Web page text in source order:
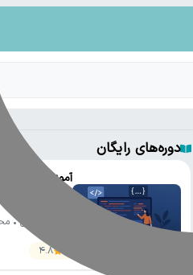
دوره‌های رایگان
آموزش رایگان
مقدماتی تا
دانشگاه تهران
4.8